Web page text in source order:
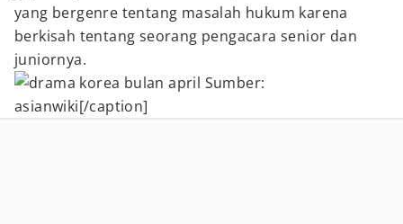
yang bergenre tentang masalah hukum karena
berkisah tentang seorang pengacara senior dan
juniornya.
Sumber:
asianwiki[/caption]